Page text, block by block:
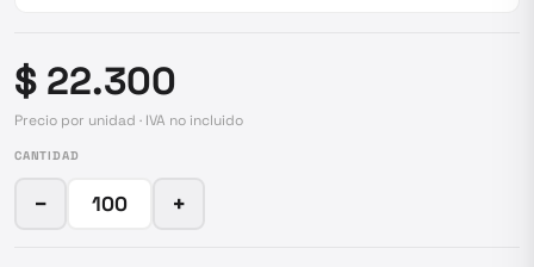
$ 22.300
Precio por unidad · IVA no incluido
CANTIDAD
− +